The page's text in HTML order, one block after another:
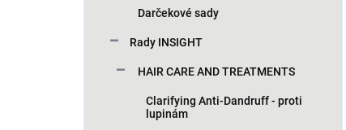
Darčekové sady
Rady INSIGHT
HAIR CARE AND TREATMENTS
Clarifying Anti-Dandruff - proti
lupinám